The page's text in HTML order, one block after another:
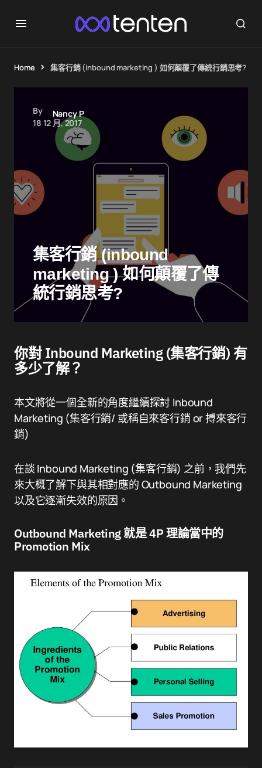
Home 集客行銷 (inbound marketing ) 如何顛覆了傳統行銷思考?
By
Nancy P
18 12 月, 2017
集客行銷 (inbound
marketing ) 如何顛覆了傳
統行銷思考?
你對 Inbound Marketing (集客行銷) 有
多少了解？
本文將從一個全新的角度繼續探討 Inbound
Marketing (集客行銷/ 或稱自來客行銷 or 搏來客行
銷)
在談 Inbound Marketing (集客行銷) 之前，我們先
來大概了解下與其相對應的 Outbound Marketing
以及它逐漸失效的原因。
Outbound Marketing 就是 4P 理論當中的
Promotion Mix